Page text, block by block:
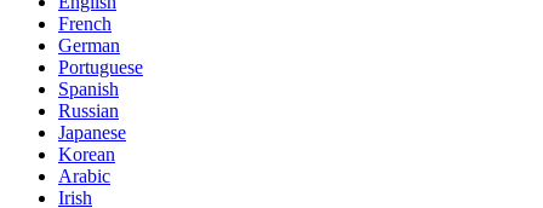
French
German
Portuguese
Spanish
Russian
Japanese
Korean
Arabic
Irish